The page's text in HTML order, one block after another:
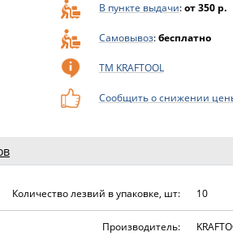
В пункте выдачи:от 350 р.
Самовывоз:бесплатно
ТМ KRAFTOOL
Сообщить о снижении
Количество лезвий в упаковке, шт: 10
Производитель: